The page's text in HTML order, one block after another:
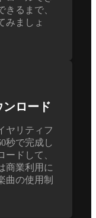
きるまで、
みましょ
ンロード
ヤリティフ
秒で完成し
ードして、
商業利用に
曲の使用制